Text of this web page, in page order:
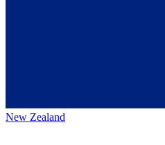
New Zealand